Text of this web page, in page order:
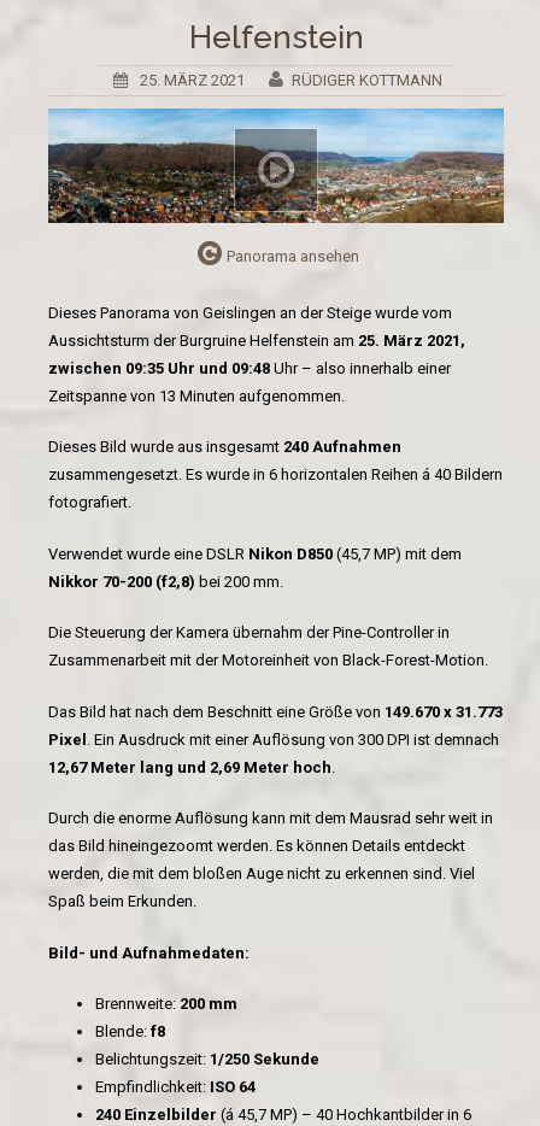
Helfenstein
25. MÄRZ 2021 RÜDIGER KOTTMANN
Panorama ansehen
Dieses Panorama von Geislingen an der Steige wurde vom
Aussichtsturm der Burgruine Helfenstein am 25. März 2021,
zwischen 09:35 Uhr und 09:48 Uhr – also innerhalb einer
Zeitspanne von 13 Minuten aufgenommen.
Dieses Bild wurde aus insgesamt 240 Aufnahmen
zusammengesetzt. Es wurde in 6 horizontalen Reihen á 40 Bildern
fotografiert.
Verwendet wurde eine DSLR Nikon D850 (45,7 MP) mit dem
Nikkor 70-200 (f2,8) bei 200 mm.
Die Steuerung der Kamera übernahm der Pine-Controller in
Zusammenarbeit mit der Motoreinheit von Black-Forest-Motion.
Das Bild hat nach dem Beschnitt eine Größe von 149.670 x 31.773
Pixel . Ein Ausdruck mit einer Auflösung von 300 DPI ist demnach
12,67 Meter lang und 2,69 Meter hoch
Durch die enorme Auflösung kann mit dem Mausrad sehr weit in
das Bild hineingezoomt werden. Es können Details entdeckt
werden, die mit dem bloßen Auge nicht zu erkennen sind. Viel
Spaß beim Erkunden.
Bild- und Aufnahmedaten:
Brennweite: 200 mm
Blende: f8
Belichtungszeit: 1/250 Sekunde
Empfindlichkeit: ISO 64
240 Einzelbilder (á 45,7 MP) – 40 Hochkantbilder in 6